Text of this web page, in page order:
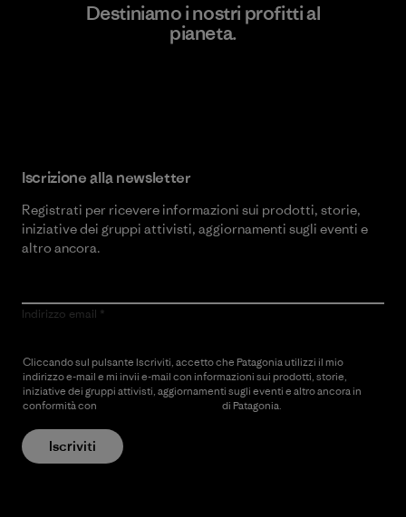
Destiniamo i nostri profitti al
pianeta.
Iscrizione alla newsletter
Registrati per ricevere informazioni sui prodotti, storie,
iniziative dei gruppi attivisti, aggiornamenti sugli eventi e
altro ancora.
Indirizzo email
Cliccando sul pulsante Iscriviti, accetto che Patagonia utilizzi il mio
indirizzo e-mail e mi invii e-mail con informazioni sui prodotti, storie,
iniziative dei gruppi attivisti, aggiornamenti sugli eventi e altro ancora in
conformità con
di Patagonia.
Iscriviti